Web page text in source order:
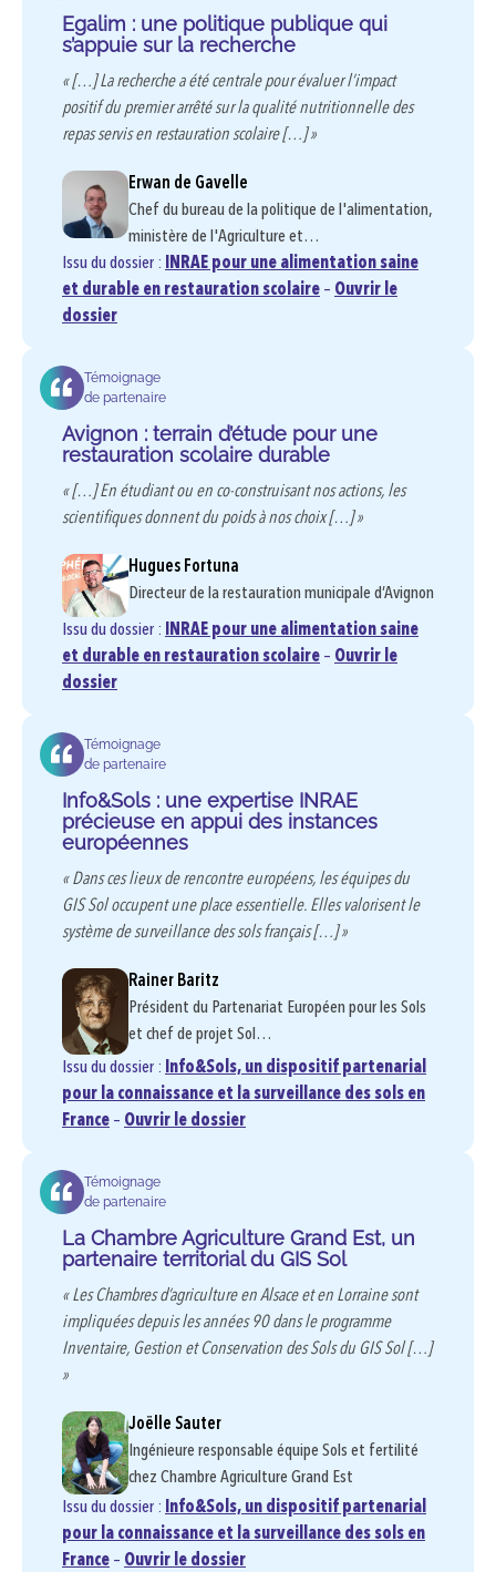
Egalim : une politique publique qui
s’appuie sur la recherche
« […] La recherche a été centrale pour évaluer l’impact
positif du premier arrêté sur la qualité nutritionnelle des
repas servis en restauration scolaire […] »
Erwan de Gavelle
Chef du bureau de la politique de l'alimentation,
ministère de l'Agriculture et…
Issu du dossier : INRAE pour une alimentation saine
et durable en restauration scolaire – Ouvrir le
dossier
Témoignage
de partenaire
Avignon : terrain d’étude pour une
restauration scolaire durable
« […] En étudiant ou en co-construisant nos actions, les
scientifiques donnent du poids à nos choix […] »
Hugues Fortuna
Directeur de la restauration municipale d’Avignon
Issu du dossier :
INRAE pour une alimentation saine
et durable en restauration scolaire – Ouvrir le
dossier
Témoignage
de partenaire
Info&Sols : une expertise INRAE
précieuse en appui des instances
européennes
« Dans ces lieux de rencontre européens, les équipes du
GIS Sol occupent une place essentielle. Elles valorisent le
système de surveillance des sols français […] »
Rainer Baritz
Président du Partenariat Européen pour les Sols
et chef de projet Sol…
Issu du dossier : Info&Sols, un dispositif partenarial
pour la connaissance et la surveillance des sols en
France – Ouvrir le dossier
Témoignage
de partenaire
La Chambre Agriculture Grand Est, un
partenaire territorial du GIS Sol
« Les Chambres d’agriculture en Alsace et en Lorraine sont
impliquées depuis les années 90 dans le programme
Inventaire, Gestion et Conservation des Sols du GIS Sol […]
»
Joëlle Sauter
Ingénieure responsable équipe Sols et fertilité
chez Chambre Agriculture Grand Est
Issu du dossier : Info&Sols, un dispositif partenarial
pour la connaissance et la surveillance des sols en
France – Ouvrir le dossier